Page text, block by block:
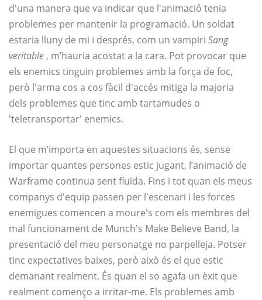
d'una manera que va indicar que l'animació tenia
problemes per mantenir la programació. Un soldat
estaria lluny de mi i després, com un vampiri Sang
veritable , m’hauria acostat a la cara. Pot provocar que
els enemics tinguin problemes amb la força de foc,
però l'arma cos a cos fàcil d'accés mitiga la majoria
dels problemes que tinc amb tartamudes o
'teletransportar' enemics.
El que m’importa en aquestes situacions és, sense
importar quantes persones estic jugant, l’animació de
Warframe continua sent fluïda. Fins i tot quan els meus
companys d'equip passen per l'escenari i les forces
enemigues comencen a moure's com els membres del
mal funcionament de Munch's Make Believe Band, la
presentació del meu personatge no parpelleja. Potser
tinc expectatives baixes, però això és el que estic
demanant realment. És quan el so agafa un èxit que
realment començo a irritar-me. Els problemes amb